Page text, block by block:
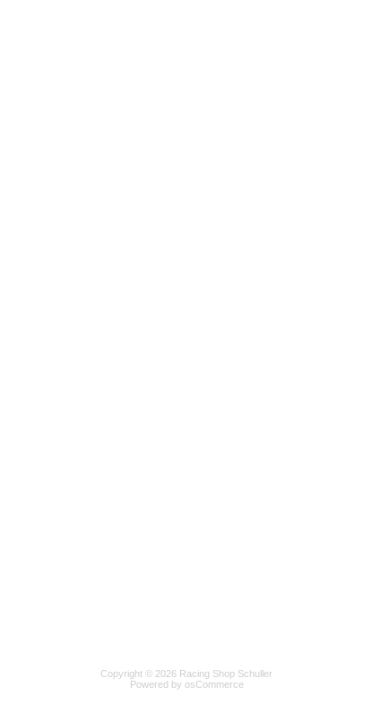
Copyright © 2026 Racing Shop Schuller
Powered by osCommerce